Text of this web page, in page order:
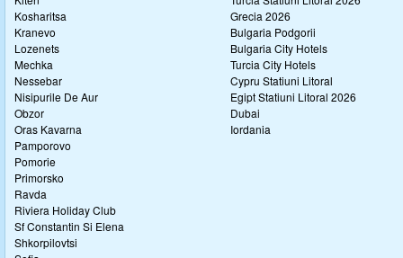
Kosharitsa
Kranevo
Lozenets
Mechka
Nessebar
Nisipurile De Aur
Obzor
Oras Kavarna
Pamporovo
Pomorie
Primorsko
Ravda
Riviera Holiday Club
Sf Constantin Si Elena
Shkorpilovtsi
Grecia 2026
Bulgaria Podgorii
Bulgaria City Hotels
Turcia City Hotels
Cypru Statiuni Litoral
Egipt Statiuni Litoral 2026
Dubai
Iordania